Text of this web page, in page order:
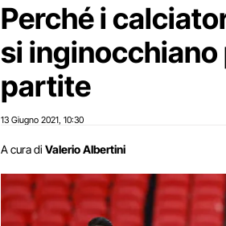
Perché i
si inginocchiano
partite
13 Giugno 2021 10:30
A cura di Valerio Albertini